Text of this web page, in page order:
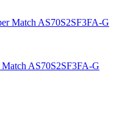
AS70S2SF3FA-G